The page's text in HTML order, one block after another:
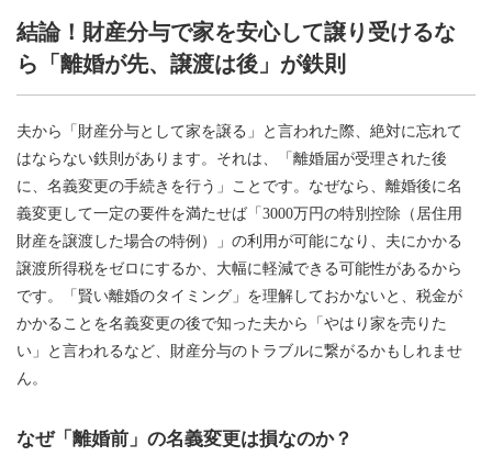
結論！財産分与で家を安心して譲り受けるな
ら「離婚が先、譲渡は後」が鉄則
夫から「財産分与として家を譲る」と言われた際、絶対に忘れて
はならない鉄則があります。それは、「離婚届が受理された後
に、名義変更の手続きを行う」ことです。なぜなら、離婚後に名
義変更して一定の要件を満たせば「3000万円の特別控除（居住用
財産を譲渡した場合の特例）」の利用が可能になり、夫にかかる
譲渡所得税をゼロにするか、大幅に軽減できる可能性があるから
です。「賢い離婚のタイミング」を理解しておかないと、税金が
かかることを名義変更の後で知った夫から「やはり家を売りた
い」と言われるなど、財産分与のトラブルに繋がるかもしれませ
ん。
なぜ「離婚前」の名義変更は損なのか？